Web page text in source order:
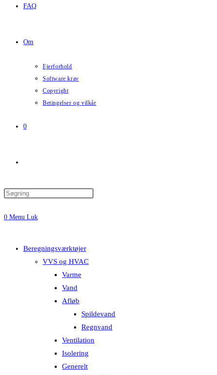
FAQ
Om
Ejerforhold
Software krav
Copyright
Betingelser og vilkår
0
website
0 Menu Luk
Beregningsværktøjer
VVS og HVAC
Varme
Vand
Afløb
Spildevand
Regnvand
Ventilation
Isolering
Generelt